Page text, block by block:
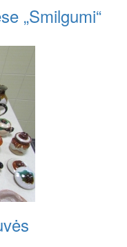
„Smilgumi“